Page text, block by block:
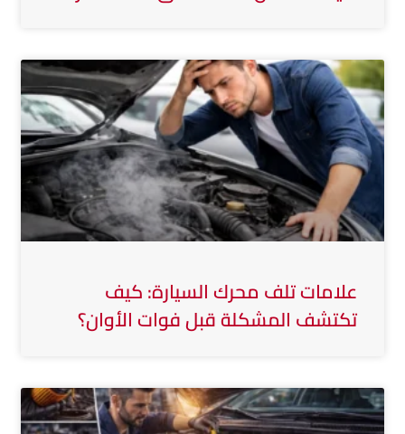
علامات تلف محرك السيارة: كيف
تكتشف المشكلة قبل فوات الأوان؟